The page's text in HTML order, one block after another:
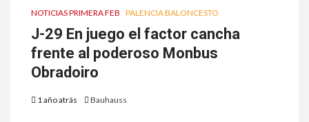
NOTICIAS PRIMERA FEB PALENCIA BALONCESTO
J-29 En juego el factor cancha
frente al poderoso Monbus
Obradoiro
1 año atrás Bauhauss